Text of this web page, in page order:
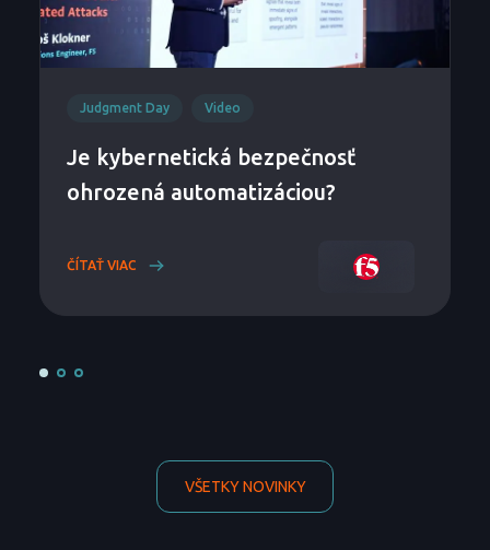
Judgment Day Video
Je kybernetická bezpečnosť
ohrozená automatizáciou?
ČÍTAŤ VIAC
VŠETKY NOVINKY